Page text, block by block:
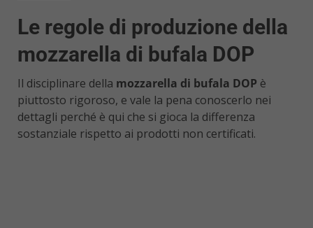
Le regole di produzione della
mozzarella di bufala DOP
Il disciplinare della mozzarella di bufala DOP è
piuttosto rigoroso, e vale la pena conoscerlo nei
dettagli perché è qui che si gioca la differenza
sostanziale rispetto ai prodotti non certificati.